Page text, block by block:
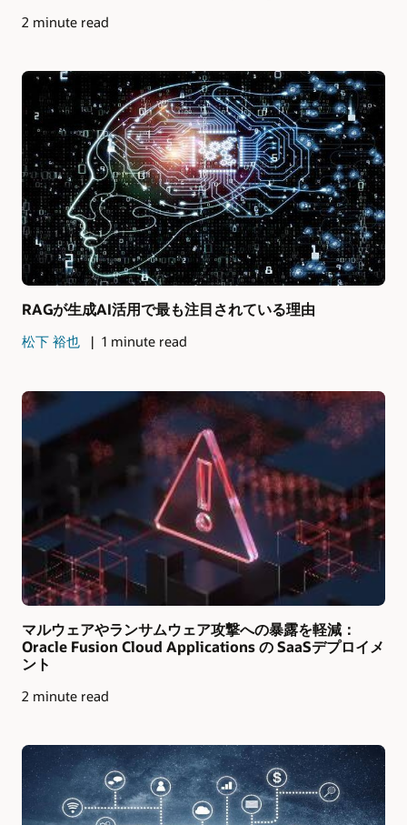
2 minute read
RAGが生成AI活用で最も注目されている理由
松下 裕也 1 minute read
マルウェアやランサムウェア攻撃への暴露を軽減：
Oracle Fusion Cloud Applications の SaaSデプロイメ
ント
2 minute read